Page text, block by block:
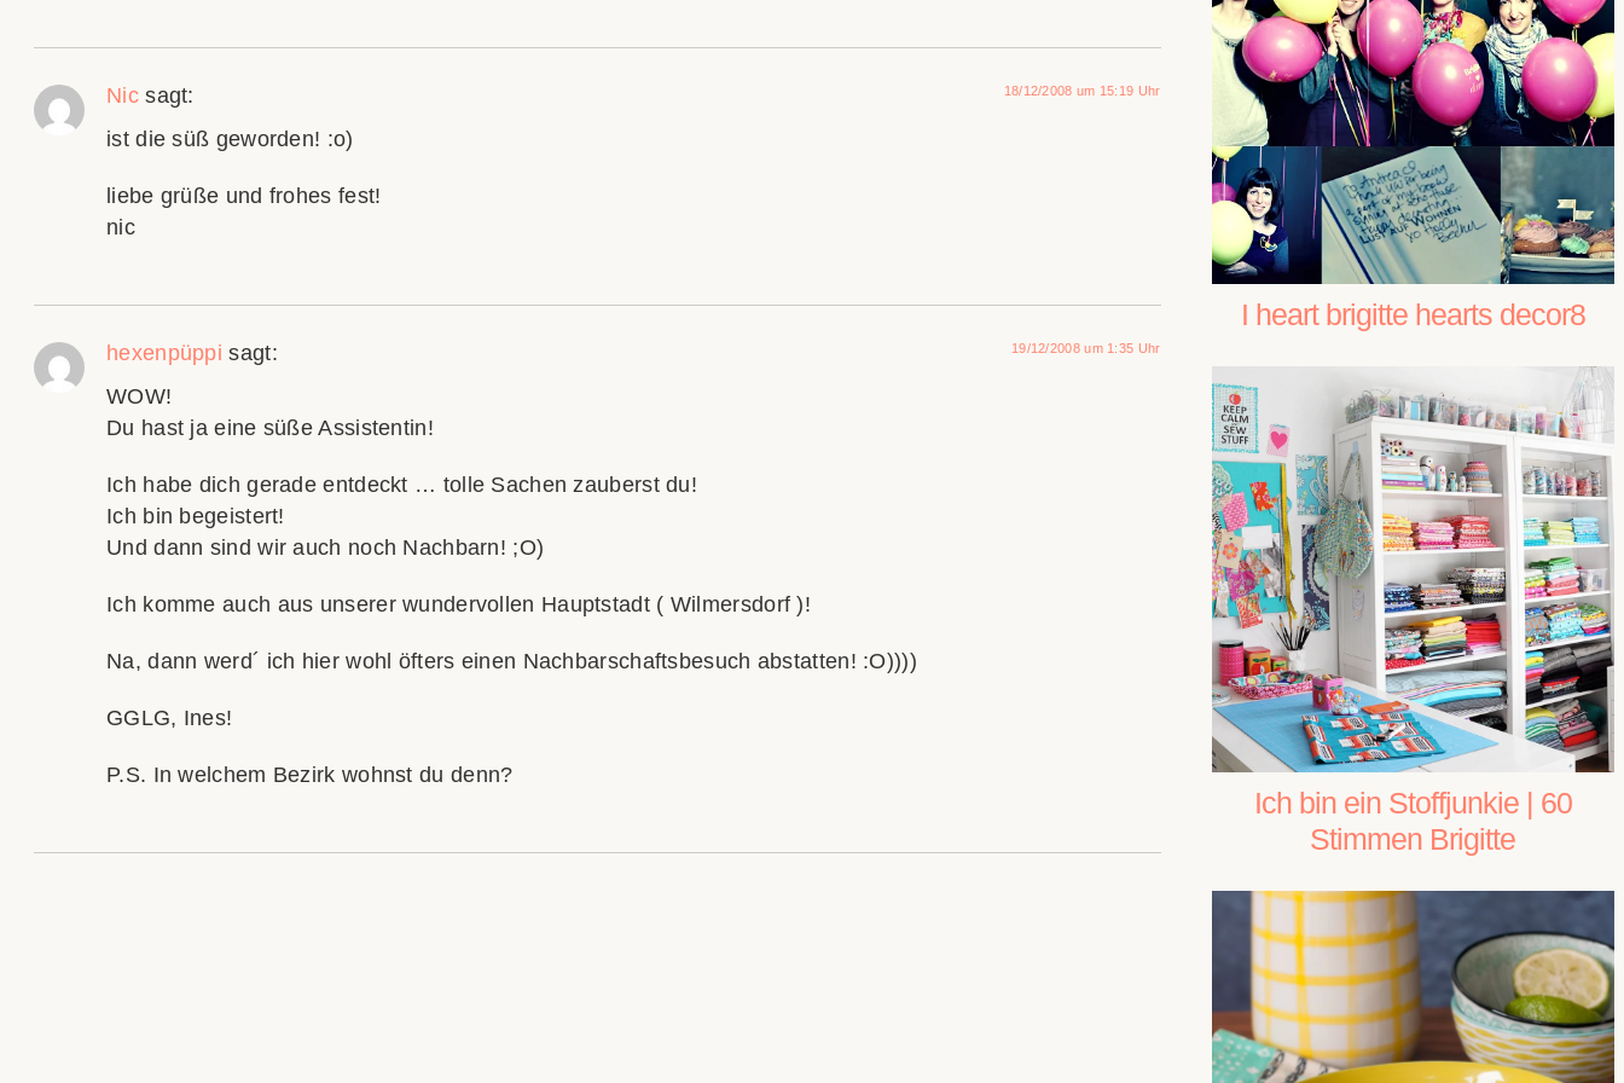
Nic sagt: 18/12/2008 um 15:19 Uhr
ist die süß geworden! :o)
liebe grüße und frohes fest!
nic
hexenpüppi sagt: 19/12/2008 um 1:35 Uhr
WOW!
Du hast ja eine süße Assistentin!
Ich habe dich gerade entdeckt … tolle Sachen zauberst du!
Ich bin begeistert!
Und dann sind wir auch noch Nachbarn! ;O)
Ich komme auch aus unserer wundervollen Hauptstadt ( Wilmersdorf )!
Na, dann werd´ ich hier wohl öfters einen Nachbarschaftsbesuch abstatten! :O))))
GGLG, Ines!
P.S. In welchem Bezirk wohnst du denn?
I heart brigitte hearts decor8
Ich bin ein Stoffjunkie | 60
Stimmen Brigitte